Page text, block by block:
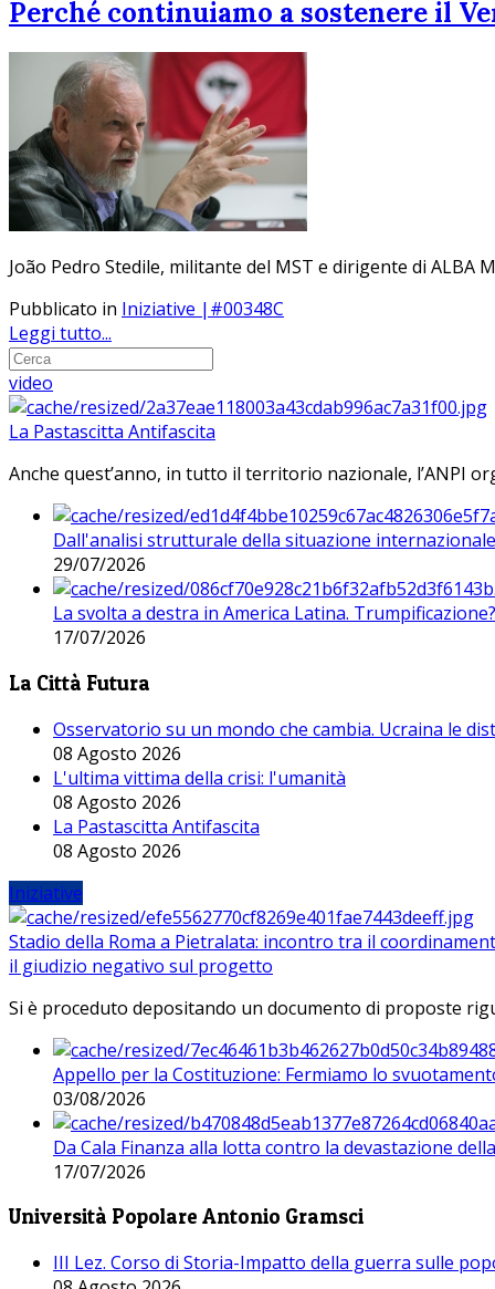
Perché continuiamo a sostenere il
João Pedro Stedile, militante del MST e dirigente di ALBA
Pubblicato in Iniziative |#00348C
Leggi tutto...
video
La Pastascitta Antifascita
Anche quest’anno, in tutto il territorio nazionale, l’ANPI
Dall'analisi strutturale della situazione
29/07/2026
La svolta a destra in America Latina. Trumpificazione?
17/07/2026
La Città Futura
Osservatorio su un mondo che cambia. Ucraina le
08 Agosto 2026
L'ultima vittima della crisi: l'umanità
08 Agosto 2026
La Pastascitta Antifascita
08 Agosto 2026
Iniziative
Stadio della Roma a Pietralata: incontro tra il
il giudizio negativo sul progetto
Si è proceduto depositando un documento di proposte
Appello per la Costituzione: Fermiamo lo
03/08/2026
Da Cala Finanza alla lotta contro la devastazione
17/07/2026
Università Popolare Antonio Gramsci
III Lez. Corso di Storia-Impatto della guerra sulle